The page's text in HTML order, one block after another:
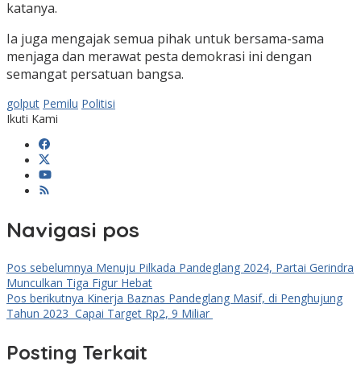
katanya.
Ia juga mengajak semua pihak untuk bersama-sama
menjaga dan merawat pesta demokrasi ini dengan
semangat persatuan bangsa.
golput Pemilu Politisi
Ikuti Kami
Navigasi pos
Pos sebelumnya Menuju Pilkada Pandeglang 2024, Partai Gerindra
Munculkan Tiga Figur Hebat
Pos berikutnya Kinerja Baznas Pandeglang Masif, di Penghujung
Tahun 2023 Capai Target Rp2, 9 Miliar
Posting Terkait